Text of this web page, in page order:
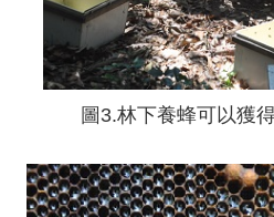
圖3.林下養蜂可以獲